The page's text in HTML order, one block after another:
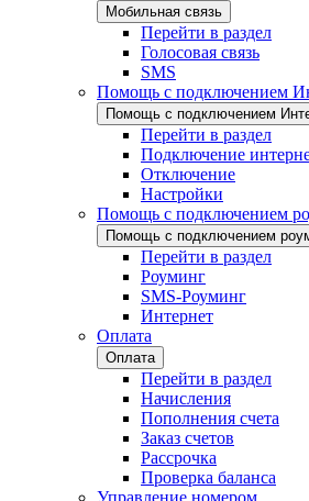
Мобильная связь
Перейти в раздел
Голосовая связь
SMS
Помощь с подключением
Помощь с подключением
Перейти в раздел
Подключение
Отключение
Настройки
Помощь с подключением
Помощь с подключением
Перейти в раздел
Роуминг
SMS-Роуминг
Интернет
Оплата
Оплата
Перейти в раздел
Начисления
Пополнения счета
Заказ счетов
Рассрочка
Проверка баланса
Управление номером